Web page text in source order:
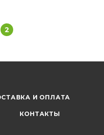
2
И ОПЛАТА
КОНТАКТЫ